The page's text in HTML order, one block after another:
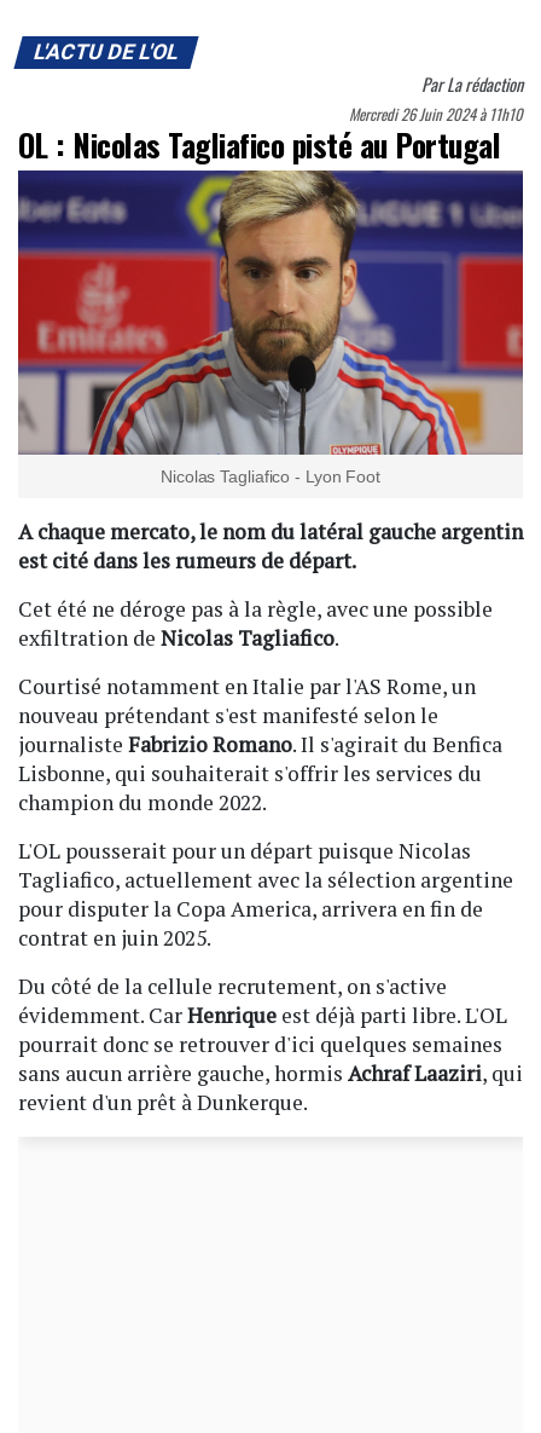
L'ACTU DE L'OL
ParLa rédaction
Mercredi 26 Juin 2024 à 11h10
OL : Nicolas Tagliafico pisté au Portugal
Nicolas Tagliafico - Lyon Foot
A chaque mercato, le nom du latéral gauche argentin
est cité dans les rumeurs de départ.
Cet été ne déroge pas à la règle, avec une possible
exfiltration de Nicolas Tagliafico.
Courtisé notamment en Italie par l'AS Rome, un
nouveau prétendant s'est manifesté selon le
journaliste Fabrizio Romano. Il s'agirait du Benfica
Lisbonne, qui souhaiterait s'offrir les services du
champion du monde 2022.
L'OL pousserait pour un départ puisque Nicolas
Tagliafico, actuellement avec la sélection argentine
pour disputer la Copa America, arrivera en fin de
contrat en juin 2025.
Du côté de la cellule recrutement, on s'active
évidemment. CarHenrique est déjà parti libre. L'OL
pourrait donc se retrouver d'ici quelques semaines
sans aucun arrière gauche, hormis Achraf Laaziri, qui
revient d'un prêt à Dunkerque.